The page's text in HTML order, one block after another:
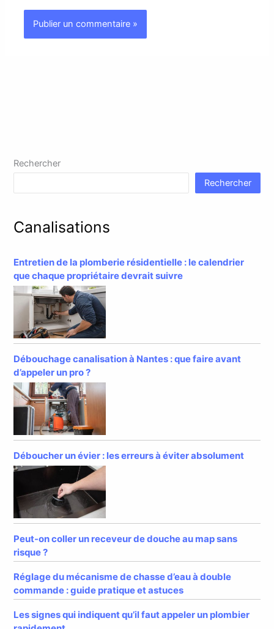
Rechercher
Rechercher
Canalisations
Entretien de la plomberie résidentielle : le calendrier
que chaque propriétaire devrait suivre
Débouchage canalisation à Nantes : que faire avant
d’appeler un pro ?
Déboucher un évier : les erreurs à éviter absolument
Peut-on coller un receveur de douche au map sans
risque ?
Réglage du mécanisme de chasse d’eau à double
commande : guide pratique et astuces
Les signes qui indiquent qu’il faut appeler un plombier